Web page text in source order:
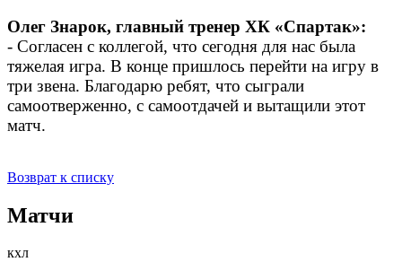
Олег Знарок, главный тренер ХК «Спартак»:
- Согласен с коллегой, что сегодня для нас была
тяжелая игра. В конце пришлось перейти на игру в
три звена. Благодарю ребят, что сыграли
самоотверженно, с самоотдачей и вытащили этот
матч.
Возврат к списку
Матчи
кхл